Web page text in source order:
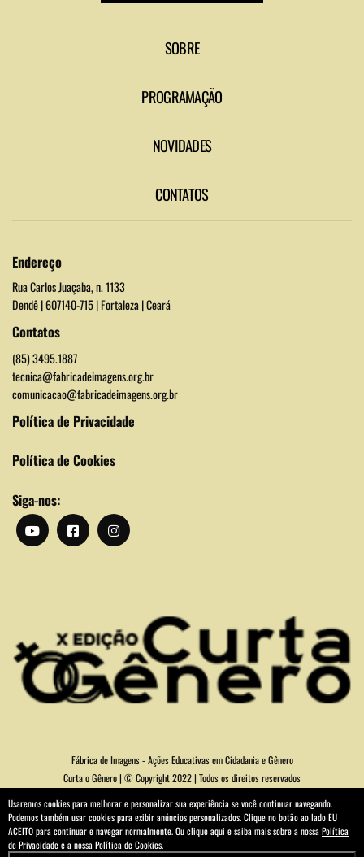
SOBRE
PROGRAMAÇÃO
NOVIDADES
CONTATOS
Endereço
Rua Carlos Juaçaba, n. 1133
Dendê | 607140-715 | Fortaleza | Ceará
Contatos
(85) 3495.1887
tecnica@fabricadeimagens.org.br
comunicacao@fabricadeimagens.org.br
Política de Privacidade
Política de Cookies
Siga-nos:
Fábrica de Imagens - Ações Educativas em Cidadania e Gênero
Curta o Gênero | © Copyright 2022 | Todos os direitos reservados
Usaremos cookies para melhorar e personalizar sua experiência se você continuar navegando.
Podemos também usar cookies para exibir anúncios personalizados. Clique no botão ao lado EU
ACEITO para continuar e navegar normalmente. Ou clique aqui e saiba mais sobre a nossaPolítica
de Privacidadee a nossaPolítica de Cookies.